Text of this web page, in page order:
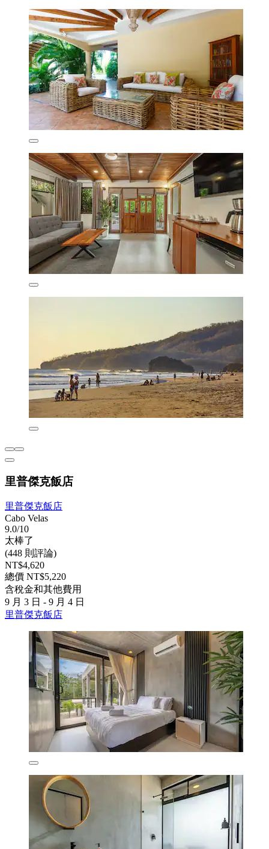
里普傑克飯店
里普傑克飯店
Cabo Velas
9.0/10
太棒了
(448 則評論)
NT$4,620
總價 NT$5,220
含稅金和其他費用
9 月 3 日 - 9 月 4 日
里普傑克飯店